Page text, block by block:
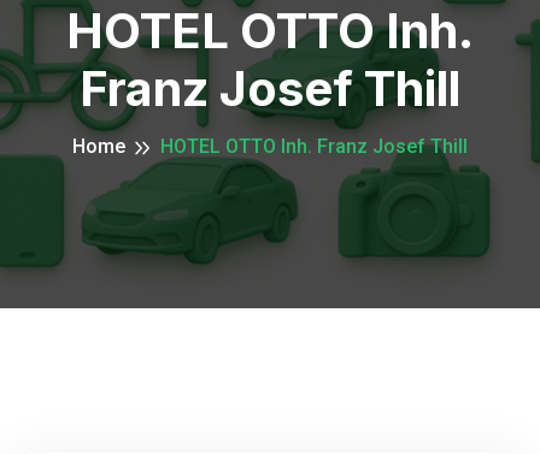
HOTEL OTTO Inh.
Franz Josef Thill
Home HOTEL OTTO Inh. Franz Josef Thill